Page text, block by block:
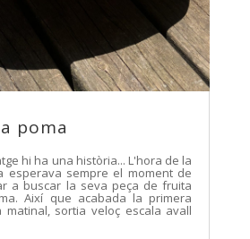
poma
hi ha una història... L'hora de la
esperava sempre el moment de
a buscar la seva peça de fruita
Així que acabada la primera
matinal, sortia veloç escala avall